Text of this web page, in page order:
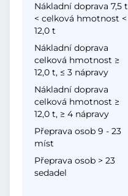
Nákladní doprava 7,5 t
< celková hmotnost <
12,0 t
Nákladní doprava
celková hmotnost ≥
12,0 t, ≤ 3 nápravy
Nákladní doprava
celková hmotnost ≥
12,0 t, ≥ 4 nápravy
Přeprava osob 9 - 23
míst
Přeprava osob > 23
sedadel